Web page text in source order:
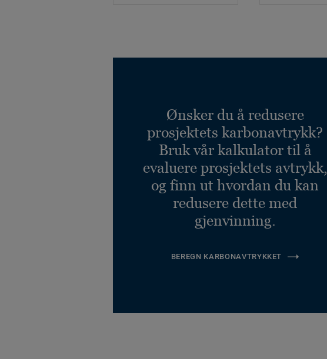
Ønsker du å redusere
prosjektets karbonavtrykk?
Bruk vår kalkulator til å
evaluere prosjektets avtrykk,
og finn ut hvordan du kan
redusere dette med
gjenvinning.
BEREGN KARBONAVTRYKKET